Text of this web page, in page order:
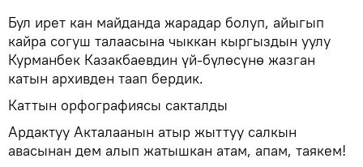
Бул ирет кан майданда жарадар болуп, айыгып
кайра согуш талаасына чыккан кыргыздын уулу
Курманбек Казакбаевдин үй-бүлөсүнө жазган
катын архивден таап бердик.
Каттын орфографиясы сакталды
Ардактуу Акталаанын атыр жыттуу салкын
авасынан дем алып жатышкан атам, апам, таякем!